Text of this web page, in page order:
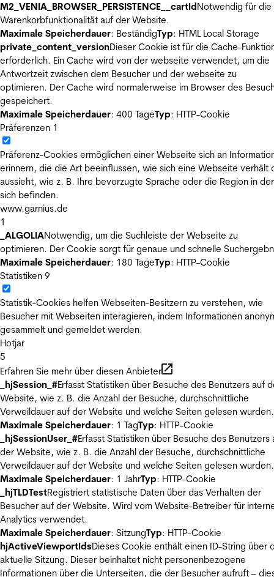
M2_VENIA_BROWSER_PERSISTENCE__cartIdNotwendig für die
Warenkorbfunktionalität auf der Website.
Maximale Speicherdauer: BeständigTyp: HTML Local Storage
private_content_versionDieser Cookie ist für die Cache-
erforderlich. Ein Cache wird von der webseite verwendet, um die
Antwortzeit zwischen dem Besucher und der webseite zu
optimieren. Der Cache wird normalerweise im Browser des
gespeichert.
Maximale Speicherdauer: 400 TageTyp: HTTP-Cookie
Präferenzen 1
Präferenz-Cookies ermöglichen einer Webseite sich an
erinnern, die die Art beeinflussen, wie sich eine Webseite verhält
aussieht, wie z. B. Ihre bevorzugte Sprache oder die Region in
sich befinden.
www.garnius.de
1
_ALGOLIANotwendig, um die Suchleiste der Webseite zu
optimieren. Der Cookie sorgt für genaue und schnelle
Maximale Speicherdauer: 180 TageTyp: HTTP-Cookie
Statistiken 9
Statistik-Cookies helfen Webseiten-Besitzern zu verstehen, wie
Besucher mit Webseiten interagieren, indem Informationen
gesammelt und gemeldet werden.
Hotjar
5
Erfahren Sie mehr über diesen Anbieter
_hjSession_#Erfasst Statistiken über Besuche des Benutzers auf
Website, wie z. B. die Anzahl der Besuche, durchschnittliche
Verweildauer auf der Website und welche Seiten gelesen wurden.
Maximale Speicherdauer: 1 TagTyp: HTTP-Cookie
_hjSessionUser_#Erfasst Statistiken über Besuche des Benutzers
der Website, wie z. B. die Anzahl der Besuche, durchschnittliche
Verweildauer auf der Website und welche Seiten gelesen wurden.
Maximale Speicherdauer: 1 JahrTyp: HTTP-Cookie
_hjTLDTestRegistriert statistische Daten über das Verhalten der
Besucher auf der Website. Wird vom Website-Betreiber für
Analytics verwendet.
Maximale Speicherdauer: SitzungTyp: HTTP-Cookie
hjActiveViewportIdsDieses Cookie enthält einen ID-String über
aktuelle Sitzung. Dieser beinhaltet nicht personenbezogene
Informationen über die Unterseiten, die der Besucher aufruft –